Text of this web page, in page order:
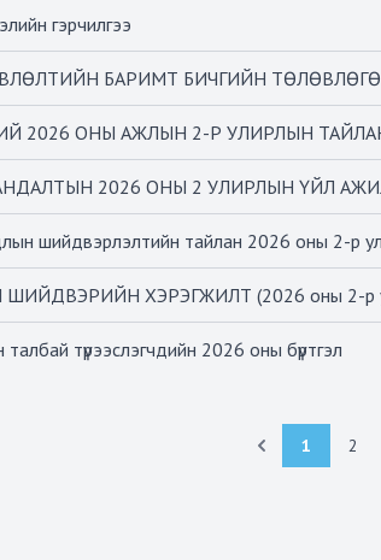
гэрчилгээ
БАРИМТ БИЧГИЙН
2026 ОНЫ АЖЛЫН 2-Р УЛИРЛЫН
2026 ОНЫ 2 УЛИРЛЫН ҮЙЛ
шийдвэрлэлтийн тайлан 2026 оны 2-р
ХЭРЭГЖИЛТ (2026 оны 2-р
түрээслэгчдийн 2026 оны бүртгэл
1 2